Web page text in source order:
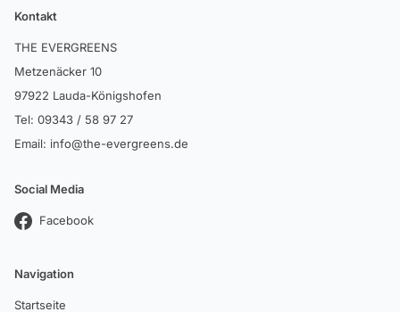
Kontakt
THE EVERGREENS
Metzenäcker 10
97922 Lauda-Königshofen
Tel: 09343 / 58 97 27
Email: info@the-evergreens.de
Social Media
Facebook
Navigation
Startseite